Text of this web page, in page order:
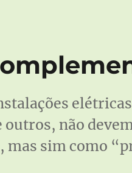
não
sim como